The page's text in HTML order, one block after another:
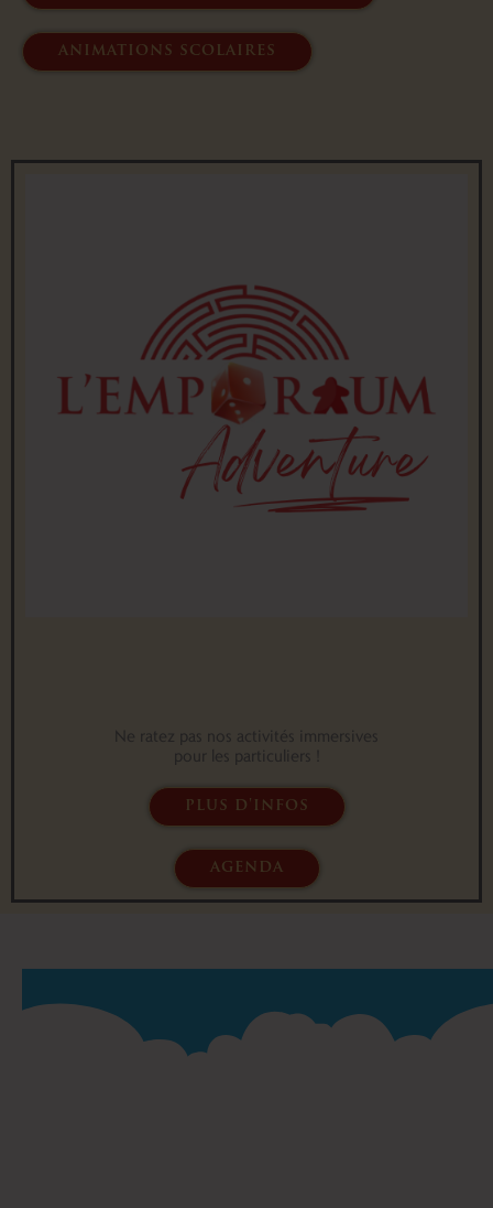
animations scolaires
Ne ratez pas nos activités immersives
pour les particuliers !
plus d'infos
agenda